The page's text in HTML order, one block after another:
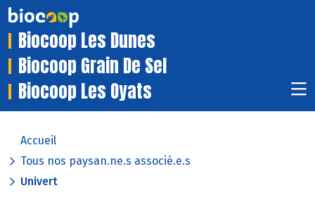
Biocoop Les Dunes
Biocoop Grain De Sel
Biocoop Les Oyats
Accueil
Tous nos paysan.ne.s associé.e.s
Univert